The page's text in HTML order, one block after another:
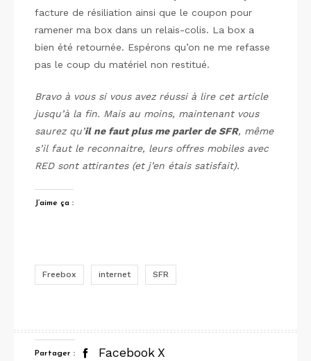
facture de résiliation ainsi que le coupon pour
ramener ma box dans un relais-colis. La box a
bien été retournée. Espérons qu’on ne me refasse
pas le coup du matériel non restitué.
Bravo à vous si vous avez réussi à lire cet article
jusqu’à la fin. Mais au moins, maintenant vous
saurez qu’il ne faut plus me parler de SFR, même
s’il faut le reconnaitre, leurs offres mobiles avec
RED sont attirantes (et j’en étais satisfait).
J’aime ça :
Freebox internet SFR
Partager : FacebookX